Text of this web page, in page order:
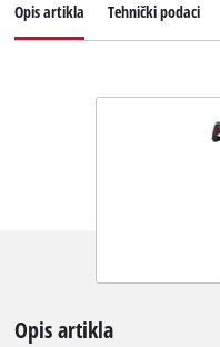
Opis artikla Tehnički podaci
Opis artikla